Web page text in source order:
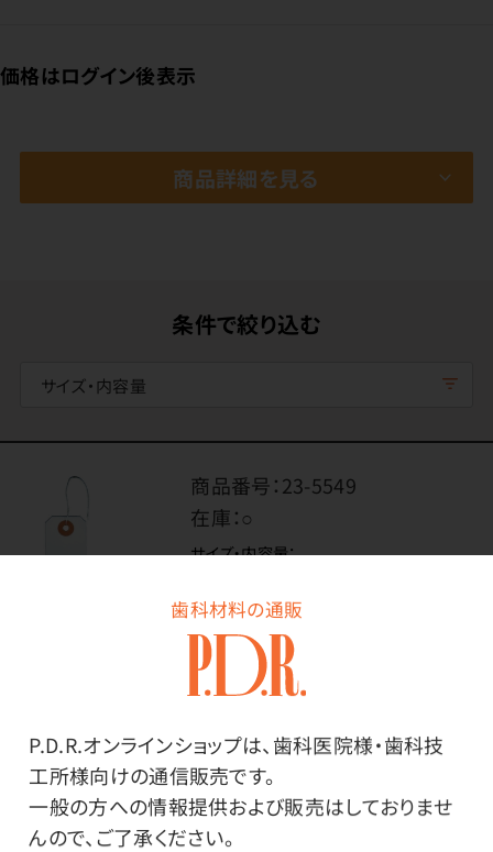
歯科材料の通販
P.D.R.オンラインショップは、歯科医院様・歯科技
工所様向けの通信販売です。
一般の方への情報提供および販売はしておりませ
んので、ご了承ください。
価格はログイン後表示
商品詳細を見る
条件で絞り込む
サイズ・内容量
商品番号：23-5549
在庫：○
サイズ・内容量：
入）
価格はログイン後表示
ログイン